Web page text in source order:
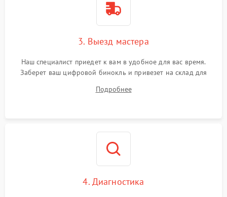
3. Выезд мастера
Наш специалист приедет к вам в удобное для вас время.
Заберет ваш цифровой бинокль и привезет на склад для
Подробнее
4. Диагностика